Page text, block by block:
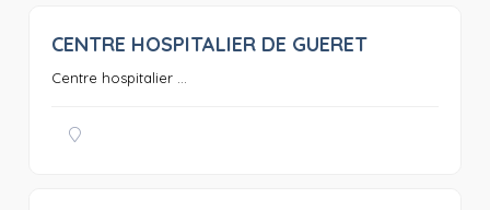
CENTRE HOSPITALIER DE GUERET
Centre hospitalier ...